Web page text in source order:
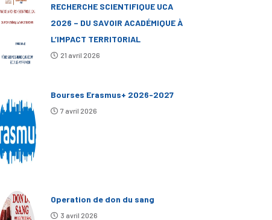
RECHERCHE SCIENTIFIQUE UCA
2026 – DU SAVOIR ACADÉMIQUE À
L’IMPACT TERRITORIAL
21 avril 2026
Bourses Erasmus+ 2026-2027
7 avril 2026
Operation de don du sang
3 avril 2026